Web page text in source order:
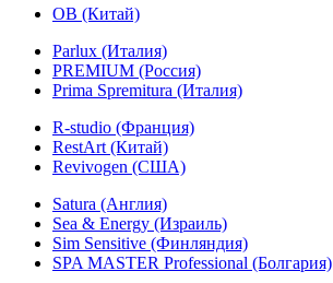
OB (Китай)
Parlux (Италия)
PREMIUM (Россия)
Prima Spremitura (Италия)
R-studio (Франция)
RestArt (Китай)
Revivogen (США)
Satura (Англия)
Sea & Energy (Израиль)
Sim Sensitive (Финляндия)
SPA MASTER Professional (Болгария)